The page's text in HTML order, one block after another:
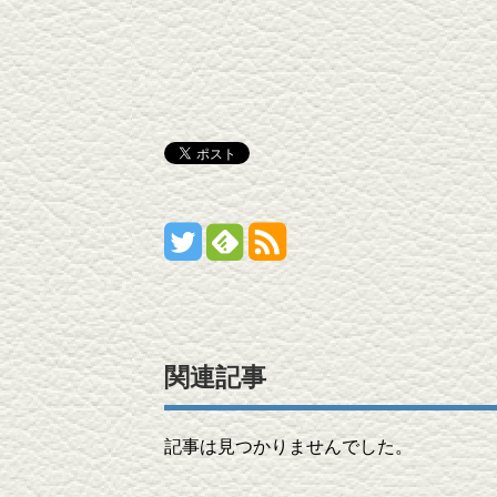
関連記事
記事は見つかりませんでした。